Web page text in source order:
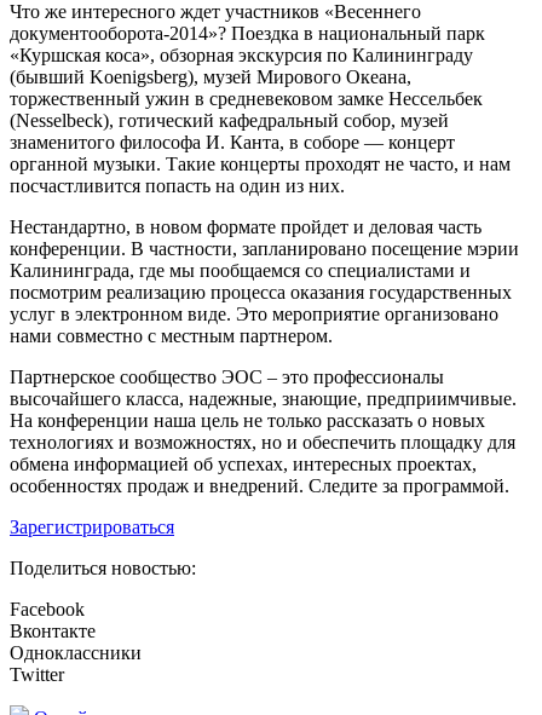
Что же интересного ждет участников «Весеннего
документооборота-2014»? Поездка в национальный парк
«Куршская коса», обзорная экскурсия по Калининграду
(бывший Koenigsberg), музей Мирового Океана,
торжественный ужин в средневековом замке Нессельбек
(Nesselbeck), готический кафедральный собор, музей
знаменитого философа И. Канта, в соборе — концерт
органной музыки. Такие концерты проходят не часто, и нам
посчастливится попасть на один из них.
Нестандартно, в новом формате пройдет и деловая часть
конференции. В частности, запланировано посещение мэрии
Калининграда, где мы пообщаемся со специалистами и
посмотрим реализацию процесса оказания государственных
услуг в электронном виде. Это мероприятие организовано
нами совместно с местным партнером.
Партнерское сообщество ЭОС – это профессионалы
высочайшего класса, надежные, знающие, предприимчивые.
На конференции наша цель не только рассказать о новых
технологиях и возможностях, но и обеспечить площадку для
обмена информацией об успехах, интересных проектах,
особенностях продаж и внедрений. Следите за программой.
Зарегистрироваться
Поделиться новостью:
Facebook
Вконтакте
Одноклассники
Twitter